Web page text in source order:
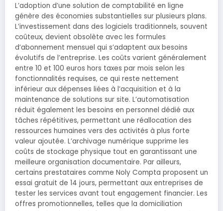
L’adoption d’une solution de comptabilité en ligne
génère des économies substantielles sur plusieurs plans.
L’investissement dans des logiciels traditionnels, souvent
coûteux, devient obsolète avec les formules
d’abonnement mensuel qui s’adaptent aux besoins
évolutifs de l’entreprise. Les coûts varient généralement
entre 10 et 100 euros hors taxes par mois selon les
fonctionnalités requises, ce qui reste nettement
inférieur aux dépenses liées à l’acquisition et à la
maintenance de solutions sur site. L’automatisation
réduit également les besoins en personnel dédié aux
tâches répétitives, permettant une réallocation des
ressources humaines vers des activités à plus forte
valeur ajoutée. L’archivage numérique supprime les
coûts de stockage physique tout en garantissant une
meilleure organisation documentaire. Par ailleurs,
certains prestataires comme Noly Compta proposent un
essai gratuit de 14 jours, permettant aux entreprises de
tester les services avant tout engagement financier. Les
offres promotionnelles, telles que la domiciliation